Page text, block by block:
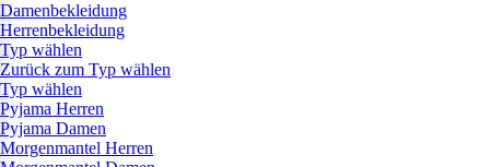
Damenbekleidung
Herrenbekleidung
Typ wählen
Zurück zum Typ wählen
Typ wählen
Pyjama Herren
Pyjama Damen
Morgenmantel Herren